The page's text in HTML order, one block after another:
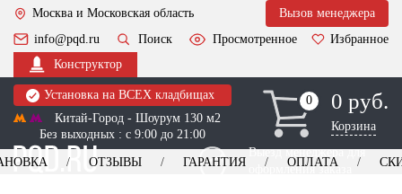
Москва и Московская область
Вызов менеджера
info@pqd.ru
Поиск Просмотренное
Избранное
Конструктор
Установка на ВСЕХ кладбищах
Китай-Город - Шоурум 130 м2
Без выходных : с 9:00 до 21:00
0
0 0 руб.
Корзина
Выезд менеджера для
оформления заказа
ОТЗЫВЫ ГАРАНТИЯ ОПЛАТА